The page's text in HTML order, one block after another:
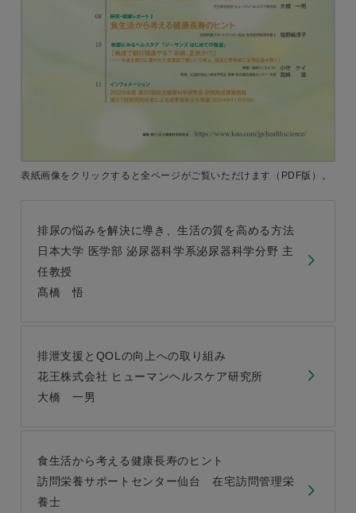
表紙画像をクリックすると全ページがご覧いただけます （PDF版）。
排尿の悩みを解決に導き、生活の質を高める方法
日本大学 医学部 泌尿器科学系泌尿器科学分野 主
任教授
髙橋 悟
排泄支援とQOLの向上への取り組み
花王株式会社 ヒューマンヘルスケア研究所
大橋 一男
食生活から考える健康長寿のヒント
訪問栄養サポートセンター仙台 在宅訪問管理栄
養士